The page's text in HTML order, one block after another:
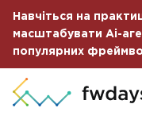
Навчіться на
масштабувати Ai-
популярних